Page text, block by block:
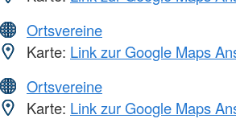
Ortsvereine
Karte: Link zur Google Maps
Ortsvereine
Karte: Link zur Google Maps